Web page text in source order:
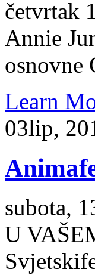
četvrtak
Annie
osnovne
Learn
03lip,
subota,
U